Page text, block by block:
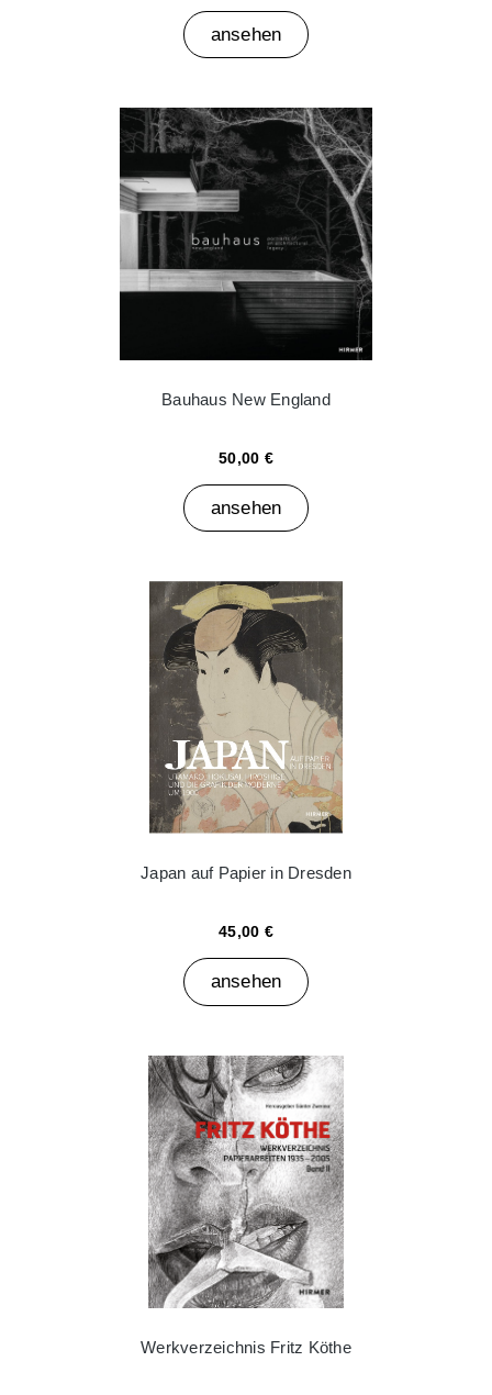
ansehen
Bauhaus New England
50,00 €
ansehen
Japan auf Papier in Dresden
45,00 €
ansehen
Werkverzeichnis Fritz Köthe